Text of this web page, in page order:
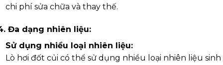
chi phí sửa chữa và thay thế.
Đa dạng nhiên liệu:
Sử dụng nhiều loại nhiên liệu:
Lò hơi đốt củi có thể sử dụng nhiều loại nhiên liệu sinh